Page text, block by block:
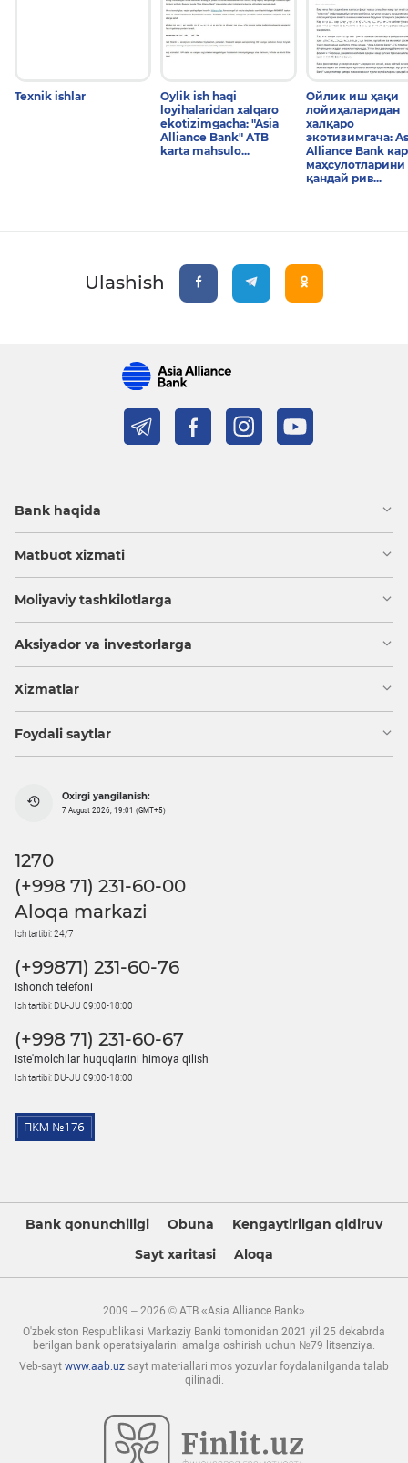
Texnik ishlar
Biz haqimizda
yozadilar
Oylik ish haqi
loyihalaridan xalqaro
ekotizimgacha: "Asia
Alliance Bank" ATB
karta mahsulo...
Biz haqimizda
yozadilar
4 August 2026
Ойлик иш ҳақи
лойиҳаларидан
халқаро
экотизимгача:
Alliance Bank
маҳсулотларини
қандай рив...
Ulashish
Bank haqida
Matbuot xizmati
Moliyaviy tashkilotlarga
Aksiyador va investorlarga
Xizmatlar
Foydali saytlar
Oxirgi yangilanish:
7 August 2026, 19:01 (GMT+5)
1270
(+998 71) 231-60-00
Aloqa markazi
Ish tartibi: 24/7
(+99871) 231-60-76
Ishonch telefoni
Ish tartibi: DU-JU 09:00-18:00
(+998 71) 231-60-67
Iste'molchilar huquqlarini himoya qilish
Ish tartibi: DU-JU 09:00-18:00
Bank qonunchiligi Obuna
Kengaytirilgan qidiruv
Sayt xaritasi
Aloqa
2009 – 2026 © ATB «Asia Alliance Bank»
O'zbekiston Respublikasi Markaziy Banki tomonidan 2021 yil 25 dekabrda
berilgan bank operatsiyalarini amalga oshirish uchun №79 litsenziya.
Veb-sayt www.aab.uz sayt materiallari mos yozuvlar foydalanilganda talab
qilinadi.